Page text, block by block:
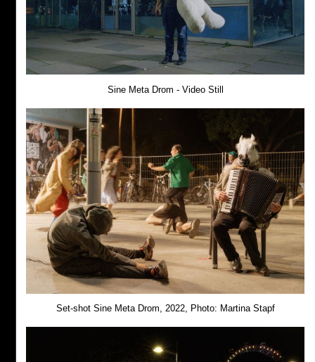
Sine Meta Drom - Video Still
Set-shot Sine Meta Drom, 2022, Photo: Martina Stapf